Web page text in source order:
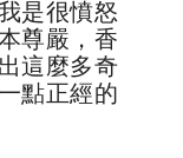
是很憤怒
尊嚴，香
這麼多奇
點正經的